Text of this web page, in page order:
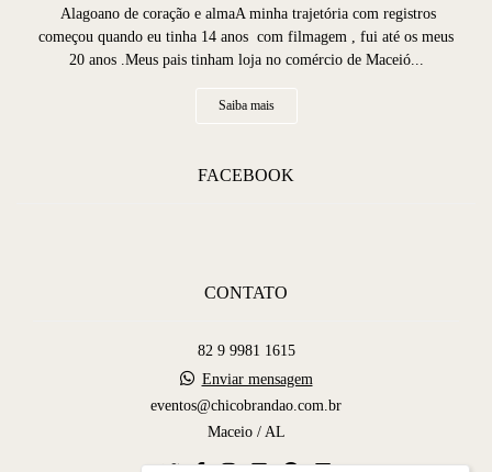
Alagoano de coração e almaA minha trajetória com registros
começou quando eu tinha 14 anos com filmagem , fui até os meus
20 anos .Meus pais tinham loja no comércio de Maceió...
Saiba mais
FACEBOOK
CONTATO
82 9 9981 1615
Enviar mensagem
eventos@chicobrandao.com.br
Maceio / AL